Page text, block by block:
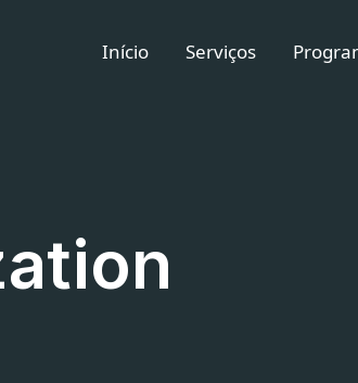
Início Serviços